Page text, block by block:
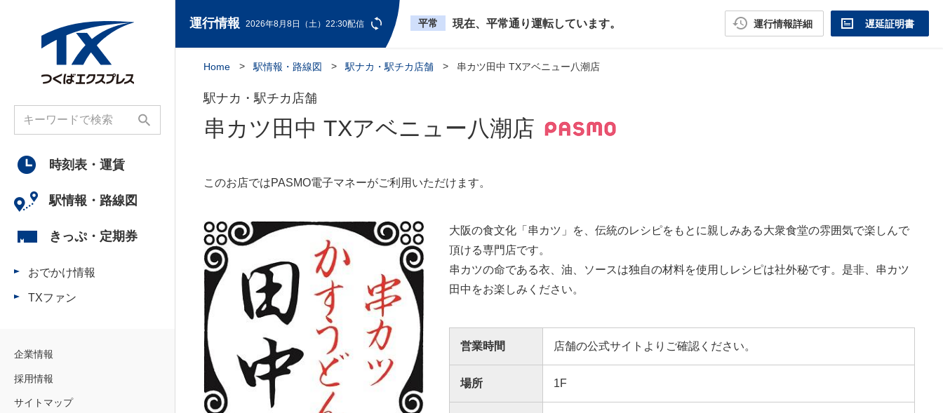
時刻表・ 運賃
駅情報・ 路線図
きっぷ・ 定期券
おでかけ情報
TXファン
企業情報
採用情報
サイトマップ
運行情報 2026年8月8日（土）22:30配信 平常 現在、平常通り運転しています。 運行情報詳細 遅延証明書
Home 駅情報・路線図 駅ナカ・駅チカ店舗 串カツ田中 TXアベニュー八潮店
駅ナカ・駅チカ店舗
串カツ田中 TXアベニュー八潮店
このお店ではPASMO電子マネーがご利用いただけます。
大阪の食文化「串カツ」を、伝統のレシピをもとに親しみある大衆食堂の雰囲気で楽しんで
頂ける専門店です。
串カツの命である衣、油、ソースは独自の材料を使用しレシピは社外秘です。是非、串カツ
田中をお楽しみください。
営業時間 店舗の公式サイトよりご確認ください。
場所 1F